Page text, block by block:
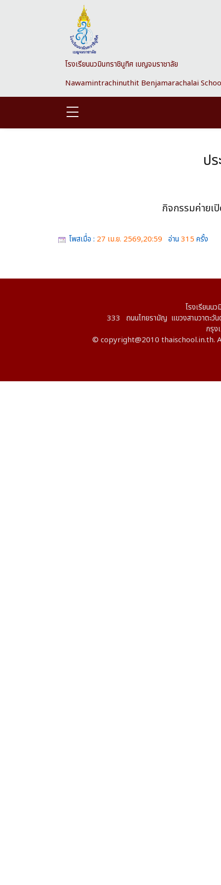
โรงเรียนนวมินทราชินูทิศ เบญจมราชาลัย
Nawamintrachinuthit Benjamarachalai
ป
กิจกรรมค่ายเ
โพสเมื่อ : 27 เม.ย. 2569,20:59 อ่าน 315 ครั้ง
โรงเรียนน
333 ถนนไทยรามัญ แขวงสามวาตะวันต
กรุง
© copyright@2010 thaischool.in.th.